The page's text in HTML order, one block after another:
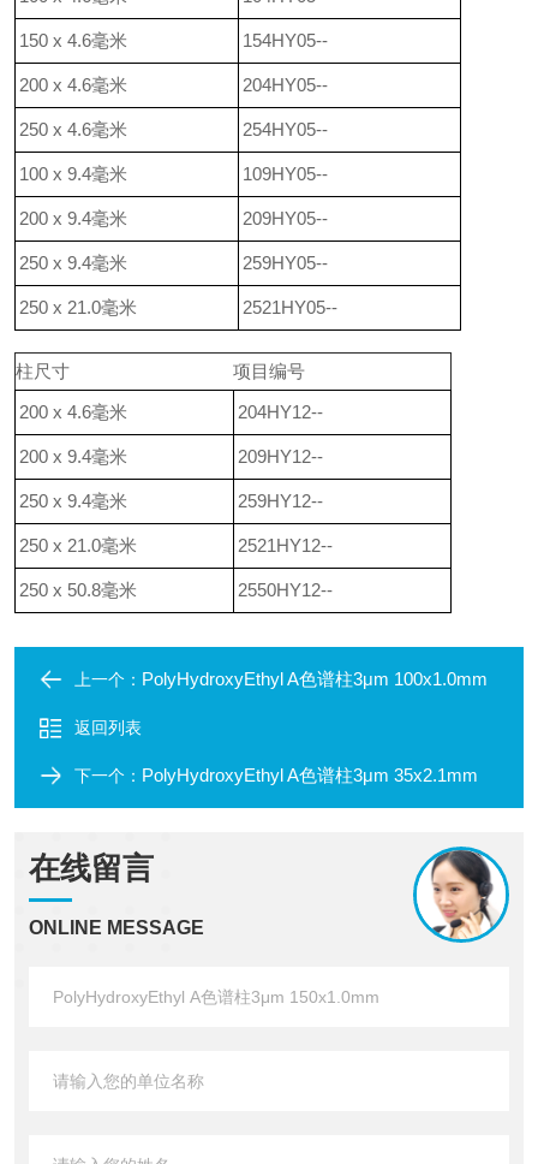
150 x 4.6毫米 154HY05--
200 x 4.6毫米 204HY05--
250 x 4.6毫米 254HY05--
100 x 9.4毫米 109HY05--
200 x 9.4毫米 209HY05--
250 x 9.4毫米 259HY05--
250 x 21.0毫米 2521HY05--
柱尺寸
项目编号
200 x 4.6毫米
204HY12--
200 x 9.4毫米 209HY12--
250 x 9.4毫米 259HY12--
250 x 21.0毫米 2521HY12--
250 x 50.8毫米 2550HY12--
上一个： PolyHydroxyEthyl A色谱柱3μm 100x1.0mm
返回列表
下一个： PolyHydroxyEthyl A色谱柱3μm 35x2.1mm
在线留言
ONLINE MESSAGE